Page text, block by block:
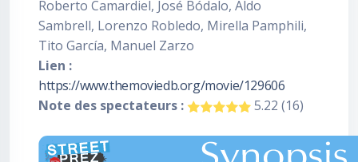
Roberto Camardiel, José Bódalo, Aldo
Sambrell, Lorenzo Robledo, Mirella Pamphili,
Tito García, Manuel Zarzo
Lien :
https://www.themoviedb.org/movie/129606
Note des spectateurs :
5.22 (16)